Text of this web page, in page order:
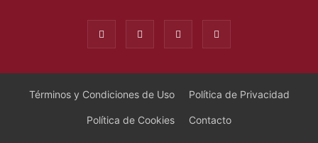
Términos y Condiciones de Uso Política de Privacidad
Política de Cookies Contacto